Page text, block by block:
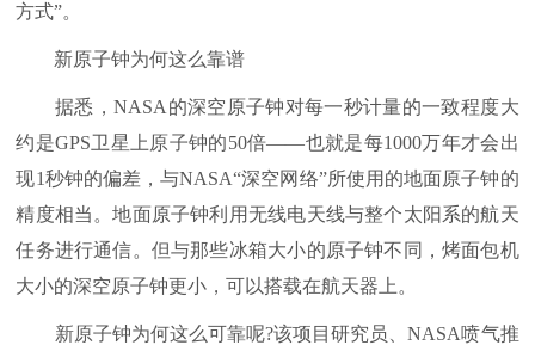
方式”。
新原子钟为何这么靠谱
据悉，NASA的深空原子钟对每一秒计量的一致程度大
约是GPS卫星上原子钟的50倍——也就是每1000万年才会出
现1秒钟的偏差，与NASA“深空网络”所使用的地面原子钟的
精度相当。地面原子钟利用无线电天线与整个太阳系的航天
任务进行通信。但与那些冰箱大小的原子钟不同，烤面包机
大小的深空原子钟更小，可以搭载在航天器上。
新原子钟为何这么可靠呢?该项目研究员、NASA喷气推